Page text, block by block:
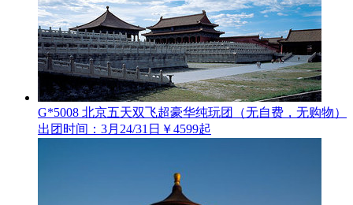
G*5008 北京五天双飞超豪华纯玩团（无自费，无购物）
出团时间：3月24/31日 ￥4599起